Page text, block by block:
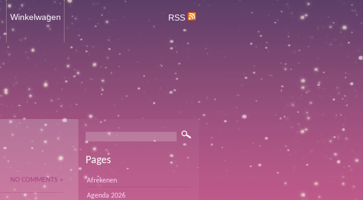
Winkelwagen RSS
NO COMMENTS »
Pages
Afrekenen
Agenda 2026